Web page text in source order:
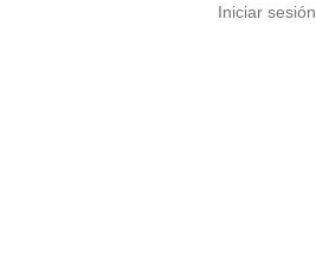
Iniciar sesión